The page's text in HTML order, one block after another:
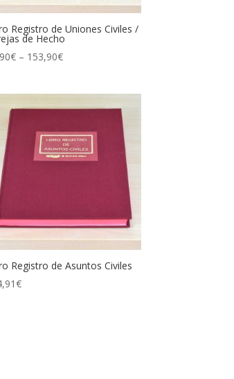
Registro de Uniones Civiles /
de Hecho
€ – 153,90€
Registro de Asuntos Civiles
€